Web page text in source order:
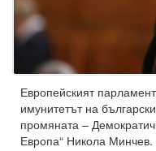
Европейският
имунитетът на
промяната –
Европа“ Никола